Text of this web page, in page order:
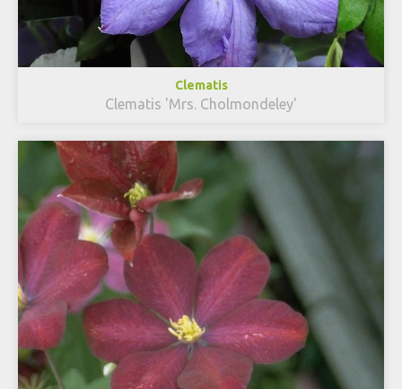
Clematis
Clematis 'Mrs. Cholmondeley'